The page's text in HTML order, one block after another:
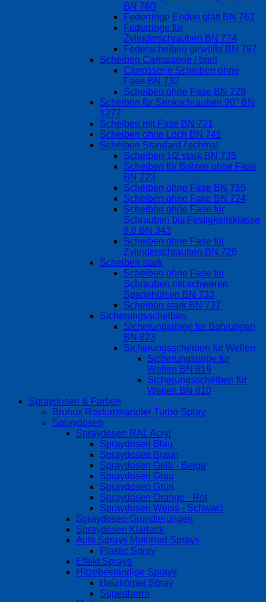
BN 760
Federringe Enden glatt BN 762
Federringe für
Zylinderschrauben BN 774
Federscheiben gewölbt BN 797
Scheiben Carrosserie / breit
Carrosserie Scheiben ohne
Fase BN 732
Scheiben ohne Fase BN 729
Scheiben für Senkschrauben 90° BN
1277
Scheiben mit Fase BN 721
Scheiben ohne Loch BN 741
Scheiben Standard / schmal
Scheiben 1/2 stark BN 735
Scheiben für Bolzen ohne Fase
BN 223
Scheiben ohne Fase BN 715
Scheiben ohne Fase BN 724
Scheiben ohne Fase für
Schrauben bis Festigkeitsklasse
8.8 BN 343
Scheiben ohne Fase für
Zylinderschrauben BN 726
Scheiben stark
Scheiben ohne Fase für
Schrauben mit schweren
Spannhülsen BN 733
Scheiben stark BN 737
Sicherungsscheiben
Sicherungsringe für Bohrungen
BN 823
Sicherungsscheiben für Wellen
Sicherungsringe für
Wellen BN 819
Sicherungsscheiben für
Wellen BN 810
Spraydosen & Farben
Brunox Rostumwandler Turbo Spray
Spraydosen
Spraydosen RAL Acryl
Spraydosen Blau
Spraydosen Braun
Spraydosen Gelb - Beige
Spraydosen Grau
Spraydosen Grün
Spraydosen Orange - Rot
Spraydosen Weiss - Schwarz
Spraydosen Grundierungen
Spraydosen Klarlack
Auto Sprays Motorrad Sprays
Plastic Spray
Effekt Sprays
Hitzebeständige Sprays
Heizkörper Spray
Supertherm